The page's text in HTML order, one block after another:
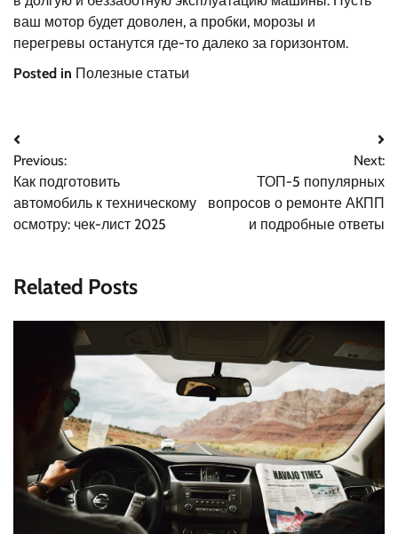
ваш мотор будет доволен, а пробки, морозы и
перегревы останутся где-то далеко за горизонтом.
Posted in Полезные статьи
Навигация
по
записям
Previous:
Как подготовить
автомобиль к техническому
осмотру: чек-лист 2025
Next:
ТОП-5 популярных
вопросов о ремонте АКПП
и подробные ответы
Related Posts